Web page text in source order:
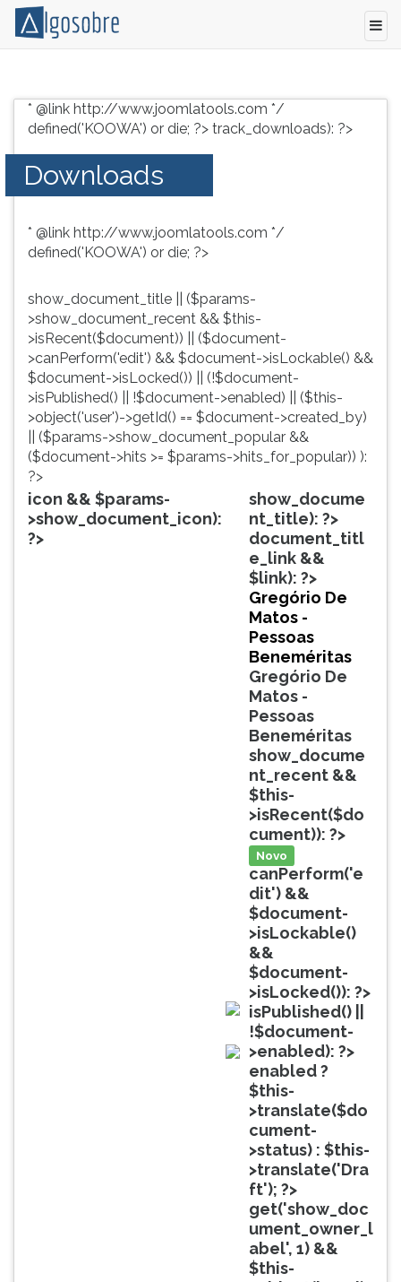
grátis
vestibular,
enem
concursos.
resumos
livros,
biografias,
profissões,
simulados
comentados.
Acessibilidade
leitor
TAB
depois
F
para
ouvir
conteúdo
principal
pular
essa
leitura
pressione
depois
pausar
* @link http://www.joomlatools.com */
defined('KOOWA') or die; ?> track_downloads): ?>
Downloads
* @link http://www.joomlatools.com */
defined('KOOWA') or die; ?>
show_document_title || ($params-
>show_document_recent && $this-
>isRecent($document)) || ($document-
>canPerform('edit') && $document->isLockable() &&
$document->isLocked()) || (!$document-
>isPublished() || !$document->enabled) || ($this-
>object('user')->getId() == $document->created_by)
|| ($params->show_document_popular &&
($document->hits >= $params->hits_for_popular)) ):
?>
icon && $params-
>show_document_icon):
?>
doc
doc
show_docume
nt_title): ?>
document_titl
e_link &&
$link): ?>
Gregório De
Matos -
Pessoas
Beneméritas
Gregório De
Matos -
Pessoas
Beneméritas
show_docume
nt_recent &&
$this-
>isRecent($do
cument)): ?>
Novo
canPerform('e
dit') &&
$document-
>isLockable()
&&
$document-
>isLocked()): ?>
isPublished() ||
!$document-
>enabled): ?>
enabled ?
$this-
>translate($do
cument-
>status) : $this-
>translate('Dra
ft'); ?>
get('show_doc
ument_owner_l
abel', 1) &&
$this-